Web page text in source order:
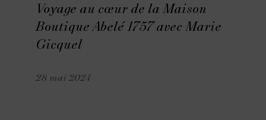
Voyage au cœur de la Maison
Boutique Abelé 1757 avec Marie
Gicquel
28 mai 2024